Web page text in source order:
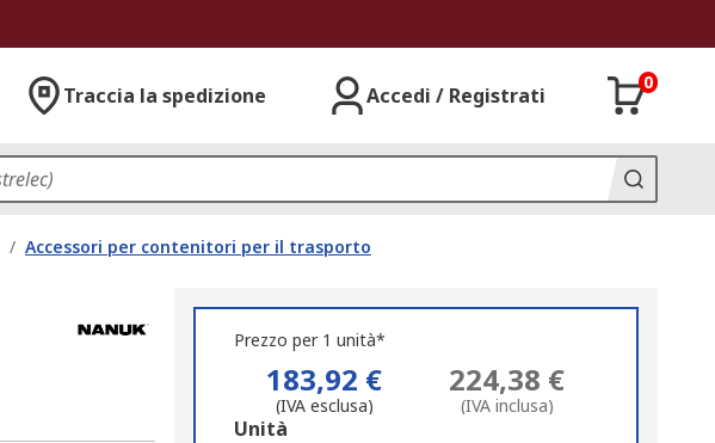
Traccia la spedizione Accedi / Registrati
0
/ Accessori per contenitori per il trasporto
Prezzo per 1 unità*
183,92 €
(IVA esclusa)
224,38 €
(IVA inclusa)
Add
Unità